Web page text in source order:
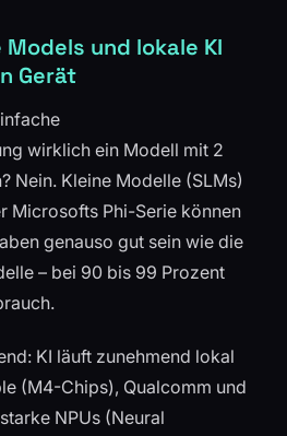
und lokale KI
Gerät
wirklich ein Modell mit 2
Nein. Kleine Modelle (SLMs)
Microsofts Phi-Serie können
genauso gut sein wie die
– bei 90 bis 99 Prozent
KI läuft zunehmend lokal
(M4-Chips), Qualcomm und
NPUs (Neural